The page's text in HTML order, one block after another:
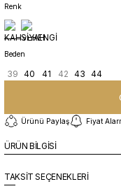
Renk
Beden
39 40 41 42 43 44
Ürünü Paylaş Fiyat
ÜRÜN BİLGİSİ
TAKSİT SEÇENEKLERİ